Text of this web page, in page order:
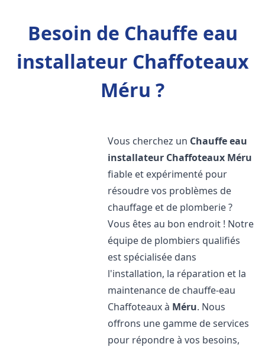
Besoin de Chauffe eau
installateur Chaffoteaux
Méru ?
Vous cherchez un Chauffe eau
installateur Chaffoteaux Méru
fiable et expérimenté pour
résoudre vos problèmes de
chauffage et de plomberie ?
Vous êtes au bon endroit ! Notre
équipe de plombiers qualifiés
est spécialisée dans
l'installation, la réparation et la
maintenance de chauffe-eau
Chaffoteaux à Méru. Nous
offrons une gamme de services
pour répondre à vos besoins,